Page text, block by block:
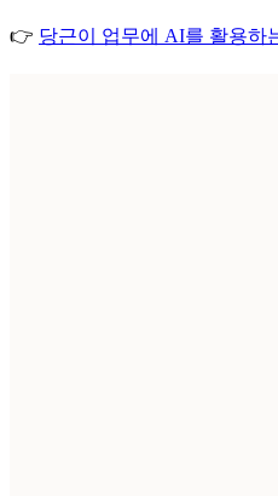
👉 당근이 업무에 AI를 활용하